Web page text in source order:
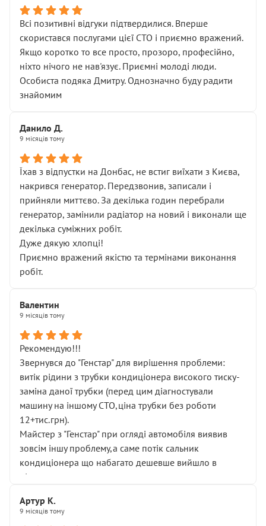
Всі позитивні відгуки підтвердилися. Вперше
скористався послугами цієї СТО і приємно вражений.
Якщо коротко то все просто, прозоро, професійно,
ніхто нічого не нав'язує. Приємні молоді люди.
Особиста подяка Дмитру. Однозначно буду радити
знайомим
Данило Д.
9 місяців тому
Їхав з відпустки на Донбас, не встиг виїхати з Києва,
накрився генератор. Передзвонив, записали і
прийняли миттєво. За декілька годин перебрали
генератор, замінили радіатор на новий і виконали ще
декілька суміжних робіт.
Дуже дякую хлопці!
Приємно вражений якістю та термінами виконання
робіт.
Валентин
9 місяців тому
Рекомендую!!!
Звернувся до "Генстар" для вирішення проблеми:
витік рідини з трубки кондиціонера високого тиску-
заміна даної трубки (перед цим діагностували
машину на іншому СТО,ціна трубки без роботи
12+тис.грн).
Майстер з "Генстар" при огляді автомобіля виявив
зовсім іншу проблему,а саме потік сальник
кондиціонера що набагато дешевше вийшло в
підсумку.
Артур К.
9 місяців тому